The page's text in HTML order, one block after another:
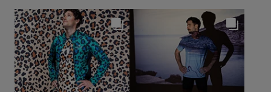
mogelijk te ondersteunen bij het neerzetten van
topprestaties.
... verder naar Research & Development